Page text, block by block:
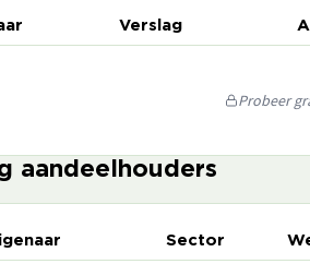
Verslag
Probeer
aandeelhouders
Sector